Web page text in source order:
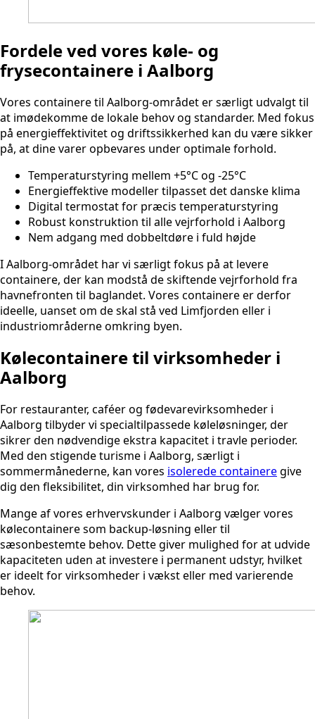
Fordele ved vores køle- og
frysecontainere i Aalborg
Vores containere til Aalborg-området er særligt udvalgt til
at imødekomme de lokale behov og standarder. Med fokus
på energieffektivitet og driftssikkerhed kan du være sikker
på, at dine varer opbevares under optimale forhold.
Temperaturstyring mellem +5°C og -25°C
Energieffektive modeller tilpasset det danske klima
Digital termostat for præcis temperaturstyring
Robust konstruktion til alle vejrforhold i Aalborg
Nem adgang med dobbeltdøre i fuld højde
I Aalborg-området har vi særligt fokus på at levere
containere, der kan modstå de skiftende vejrforhold fra
havnefronten til baglandet. Vores containere er derfor
ideelle, uanset om de skal stå ved Limfjorden eller i
industriområderne omkring byen.
Kølecontainere til virksomheder i
Aalborg
For restauranter, caféer og fødevarevirksomheder i
Aalborg tilbyder vi specialtilpassede køleløsninger, der
sikrer den nødvendige ekstra kapacitet i travle perioder.
Med den stigende turisme i Aalborg, særligt i
sommermånederne, kan vores isolerede containeregive
dig den fleksibilitet, din virksomhed har brug for.
Mange af vores erhvervskunder i Aalborg vælger vores
kølecontainere som backup-løsning eller til
sæsonbestemte behov. Dette giver mulighed for at udvide
kapaciteten uden at investere i permanent udstyr, hvilket
er ideelt for virksomheder i vækst eller med varierende
behov.